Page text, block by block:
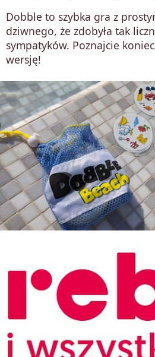
Dobble to szybka gra z
dziwnego, że zdobyła tak
sympatyków. Poznajcie
wersję!